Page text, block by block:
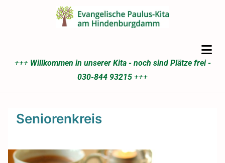
+++ Willkommen in unserer Kita - noch sind Plätze frei -
030-844 93215 +++
Seniorenkreis